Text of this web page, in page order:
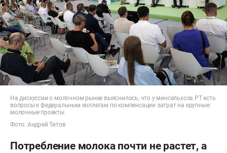
На дискуссии о молочном рынке выяснилось, что у минсельхоза РТ есть
вопросы к федеральным коллегам по компенсации затрат на крупные
молочные проекты
Фото: Андрей Титов
Потребление молока почти не растет, а